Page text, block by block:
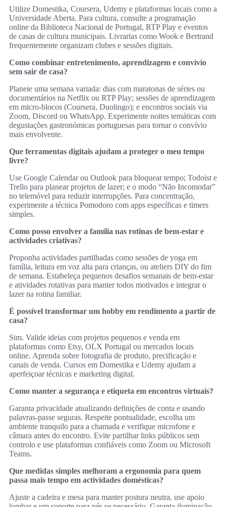
Utilize Domestika, Coursera, Udemy e plataformas locais como a
Universidade Aberta. Para cultura, consulte a programação
online da Biblioteca Nacional de Portugal, RTP Play e eventos
de casas de cultura municipais. Livrarias como Wook e Bertrand
frequentemente organizam clubes e sessões digitais.
Como combinar entretenimento, aprendizagem e convívio
sem sair de casa?
Planeie uma semana variada: dias com maratonas de séries ou
documentários na Netflix ou RTP Play; sessões de aprendizagem
em micro‑blocos (Coursera, Duolingo); e encontros sociais via
Zoom, Discord ou WhatsApp. Experimente noites temáticas com
degustações gastronómicas portuguesas para tornar o convívio
mais envolvente.
Que ferramentas digitais ajudam a proteger o meu tempo
livre?
Use Google Calendar ou Outlook para bloquear tempo; Todoist e
Trello para planear projetos de lazer; e o modo “Não Incomodar”
no telemóvel para reduzir interrupções. Para concentração,
experimente a técnica Pomodoro com apps específicas e timers
simples.
Como posso envolver a família nas rotinas de bem‑estar e
actividades criativas?
Proponha actividades partilhadas como sessões de yoga em
família, leitura em voz alta para crianças, ou ateliers DIY do fim
de semana. Estabeleça pequenos desafios semanais de bem‑estar
e atividades rotativas para manter todos motivados e integrar o
lazer na rotina familiar.
É possível transformar um hobby em rendimento a partir de
casa?
Sim. Valide ideias com projetos pequenos e venda em
plataformas como Etsy, OLX Portugal ou mercados locais
online. Aprenda sobre fotografia de produto, precificação e
canais de venda. Cursos em Domestika e Udemy ajudam a
aperfeiçoar técnicas e marketing digital.
Como manter a segurança e etiqueta em encontros virtuais?
Garanta privacidade atualizando definições de conta e usando
palavras‑passe seguras. Respeite pontualidade, escolha um
ambiente tranquilo para a chamada e verifique microfone e
câmara antes do encontro. Evite partilhar links públicos sem
controlo e use plataformas confiáveis como Zoom ou Microsoft
Teams.
Que medidas simples melhoram a ergonomia para quem
passa mais tempo em actividades domésticas?
Ajuste a cadeira e mesa para manter postura neutra, use apoio